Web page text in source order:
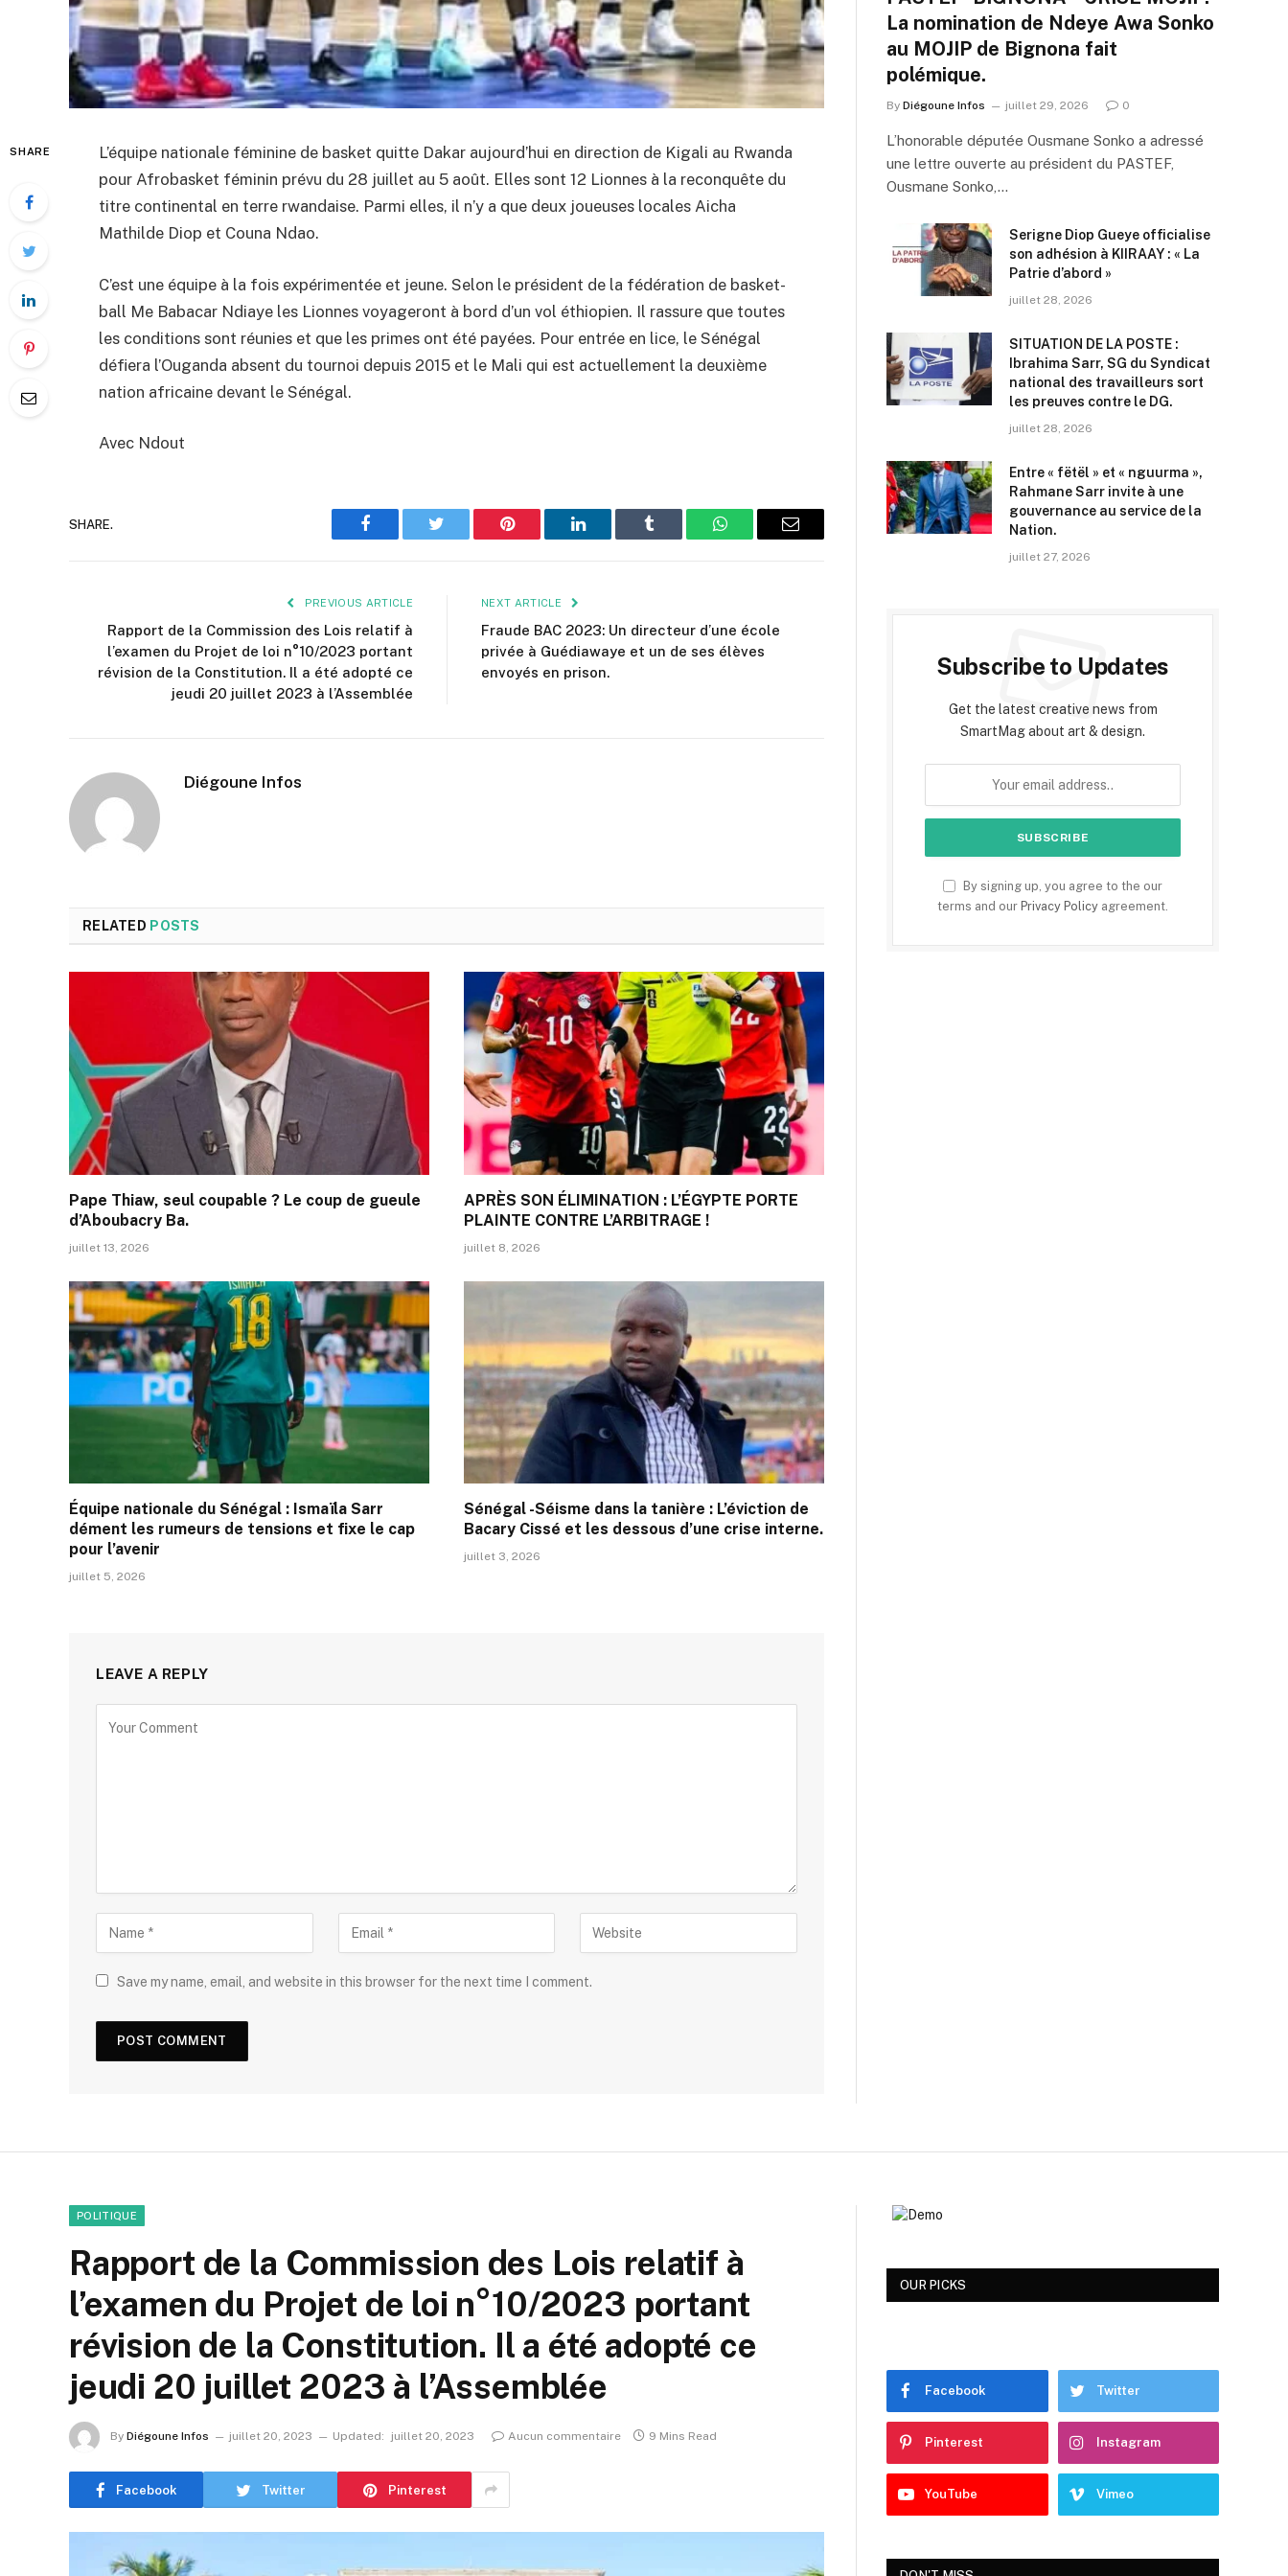
SHARE
L’équipe nationale féminine de basket quitte Dakar aujourd’hui en direction de Kigali au Rwanda
pour Afrobasket féminin prévu du 28 juillet au 5 août. Elles sont 12 Lionnes à la reconquête du
titre continental en terre rwandaise. Parmi elles, il n’y a que deux joueuses locales Aicha
Mathilde Diop et Couna Ndao.
C’est une équipe à la fois expérimentée et jeune. Selon le président de la fédération de basket-
ball Me Babacar Ndiaye les Lionnes voyageront à bord d’un vol éthiopien. Il rassure que toutes
les conditions sont réunies et que les primes ont été payées. Pour entrée en lice, le Sénégal
défiera l’Ouganda absent du tournoi depuis 2015 et le Mali qui est actuellement la deuxième
nation africaine devant le Sénégal.
Avec Ndout
SHARE.
Facebook Twitter Pinterest LinkedIn Tumblr WhatsAppEmail
PREVIOUS ARTICLE
Rapport de la Commission des Lois relatif à
l’examen du Projet de loi n°10/2023 portant
révision de la Constitution. Il a été adopté ce
jeudi 20 juillet 2023 à l’Assemblée
NEXT ARTICLE
Fraude BAC 2023: Un directeur d’une école
privée à Guédiawaye et un de ses élèves
envoyés en prison.
Diégoune Infos
RELATED POSTS
Pape Thiaw, seul coupable ? Le coup de gueule
d’Aboubacry Ba.
juillet 13, 2026
APRÈS SON ÉLIMINATION : L’ÉGYPTE PORTE
PLAINTE CONTRE L’ARBITRAGE !
juillet 8, 2026
Équipe nationale du Sénégal : Ismaïla Sarr
dément les rumeurs de tensions et fixe le cap
pour l’avenir
juillet 5, 2026
Sénégal -Séisme dans la tanière : L’éviction de
Bacary Cissé et les dessous d’une crise interne.
juillet 3, 2026
LEAVE A REPLY
Save my name, email, and website in this browser for the next time I comment.
La nomination de Ndeye Awa Sonko
au MOJIP de Bignona fait
polémique.
By Diégoune Infos juillet 29, 2026 0
L’honorable députée Ousmane Sonko a adressé
une lettre ouverte au président du PASTEF,
Ousmane Sonko,…
Serigne Diop Gueye officialise
son adhésion à KIIRAAY : « La
Patrie d’abord »
juillet 28, 2026
SITUATION DE LA POSTE :
Ibrahima Sarr, SG du Syndicat
national des travailleurs sort
les preuves contre le DG.
juillet 28, 2026
Entre « fëtël » et « nguurma »,
Rahmane Sarr invite à une
gouvernance au service de la
Nation.
juillet 27, 2026
Subscribe to Updates
Get the latest creative news from
SmartMag about art & design.
By signing up, you agree to the our
terms and our Privacy Policy agreement.
POLITIQUE
Rapport de la Commission des Lois relatif à
l’examen du Projet de loi n°10/2023 portant
révision de la Constitution. Il a été adopté ce
jeudi 20 juillet 2023 à l’Assemblée
By Diégoune Infos juillet 20, 2023 Updated: juillet 20, 2023 Aucun commentaire 9 Mins Read
Facebook Twitter Pinterest
OUR PICKS
Facebook Twitter
Pinterest Instagram
YouTube Vimeo